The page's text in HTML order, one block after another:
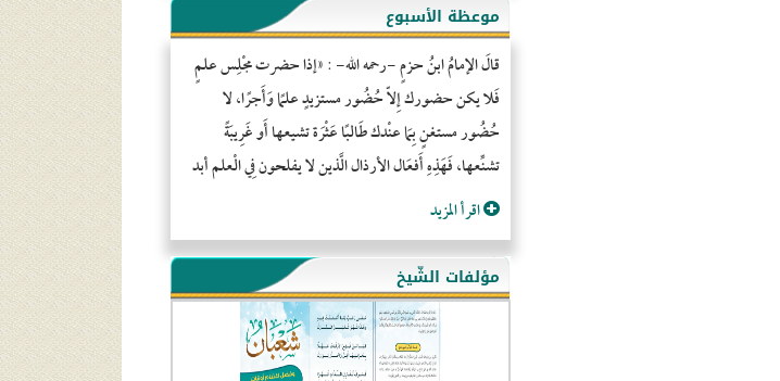
موعظة الأسبوع
قالَ الإمامُ ابنُ حزمٍ -رحمه الله- : «إذا حضرت مجْلِس علمٍ
فَلا يكن حضورك إِلاّ حُضُور مستزيدٍ علمًا وَأَجرًا، لا
حُضُور مستغنٍ بِمَا عنْدك طَالبًا عَثْرَة تشيعها أَو غَرِيبَةً
تشنِّعها، فَهَذِهِ أَفعَال الأرذال الَّذين لا يفلحون فِي الْعلم أبد
اقرأ المزيد
مؤلفات الشّيخ